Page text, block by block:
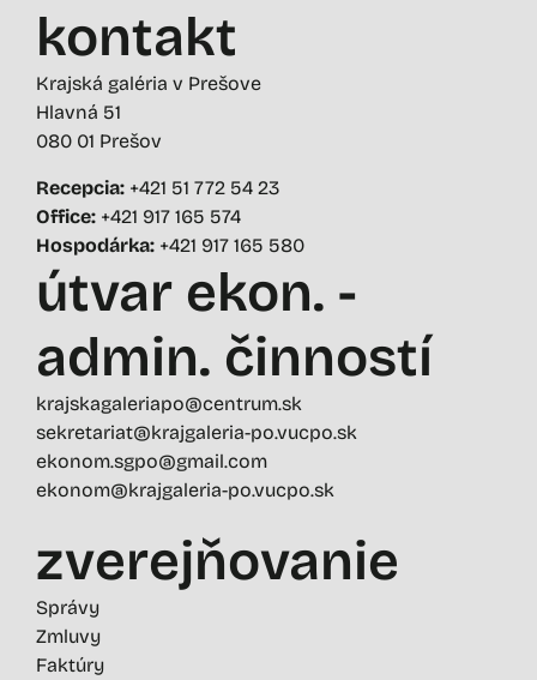
kontakt
Krajská galéria v Prešove
Hlavná 51
080 01 Prešov
Recepcia: +421 51 772 54 23
Office: +421 917 165 574
Hospodárka: +421 917 165 580
útvar ekon. -
admin. činností
krajskagaleriapo@centrum.sk
sekretariat@krajgaleria-po.vucpo.sk
ekonom.sgpo@gmail.com
ekonom@krajgaleria-po.vucpo.sk
zverejňovanie
Správy
Zmluvy
Faktúry